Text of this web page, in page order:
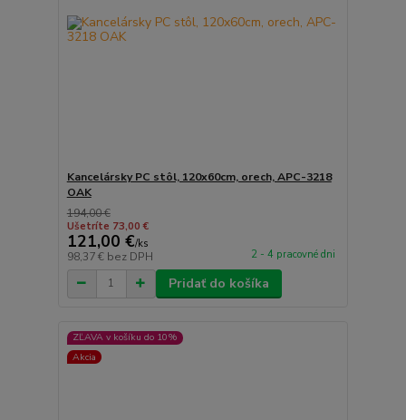
Kancelársky PC stôl, 120x60cm, orech, APC-3218
OAK
194,00 €
Ušetríte 73,00 €
121,00 €/ks
98,37 € bez DPH 2 - 4 pracovné dni
Pridať do košíka
ZĽAVA v košíku do 10%
Akcia